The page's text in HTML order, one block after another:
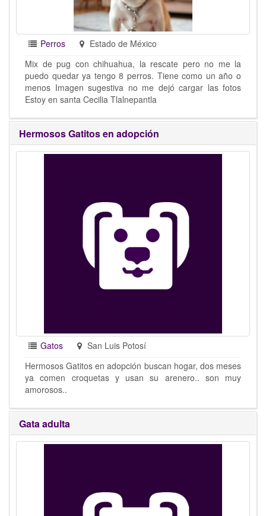
Perros
Estado de México
Mix de pug con chihuahua, la rescate pero no me la
puedo quedar ya tengo 8 perros. Tiene como un año o
menos Imagen sugestiva no me dejó cargar las fotos
Estoy en santa Cecilia Tlalnepantla
Hermosos Gatitos en adopción
Gatos
San Luis Potosí
Hermosos Gatitos en adopción buscan hogar, dos meses
ya comen croquetas y usan su arenero.. son muy
amorosos..
Gata adulta